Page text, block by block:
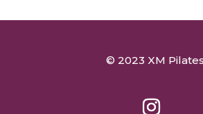
© 2023 XM Pilates